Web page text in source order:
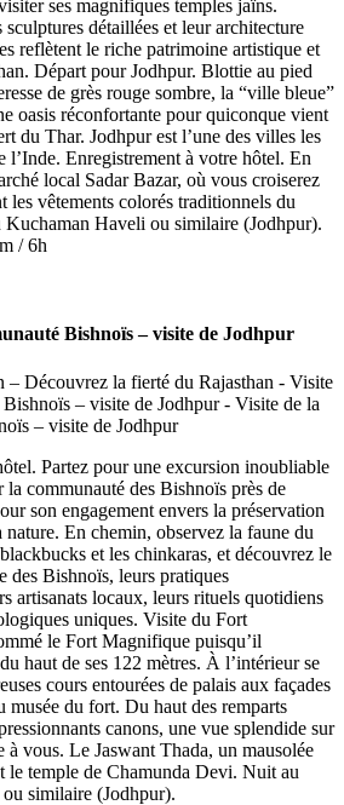
ses magnifiques temples jaïns.
sculptures détaillées et leur architecture
reflètent le riche patrimoine artistique et
Départ pour Jodhpur. Blottie au pied
de grès rouge sombre, la “ville bleue”
oasis réconfortante pour quiconque vient
du Thar. Jodhpur est l’une des villes les
l’Inde. Enregistrement à votre hôtel. En
local Sadar Bazar, où vous croiserez
les vêtements colorés traditionnels du
Kuchaman Haveli ou similaire (Jodhpur).
/ 6h
Bishnoïs – visite de Jodhpur
Partez pour une excursion inoubliable
communauté des Bishnoïs près de
son engagement envers la préservation
nature. En chemin, observez la faune du
et les chinkaras, et découvrez le
des Bishnoïs, leurs pratiques
artisanats locaux, leurs rituels quotidiens
uniques. Visite du Fort
le Fort Magnifique puisqu’il
haut de ses 122 mètres. À l’intérieur se
cours entourées de palais aux façades
musée du fort. Du haut des remparts
canons, une vue splendide sur
à vous. Le Jaswant Thada, un mausolée
le temple de Chamunda Devi. Nuit au
similaire (Jodhpur).